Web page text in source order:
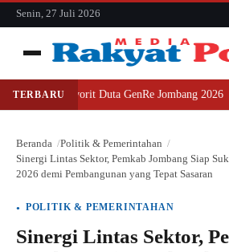
konten
Senin, 27 Juli 2026
Menu
Cari
TERBARU
Favorit Duta GenRe Jombang 2026
Beranda
Politik & Pemerintahan
Sinergi Lintas Sektor, Pemkab Jombang Siap
2026 demi Pembangunan yang Tepat Sasaran
POLITIK & PEMERINTAHAN
Sinergi Lintas Sektor,